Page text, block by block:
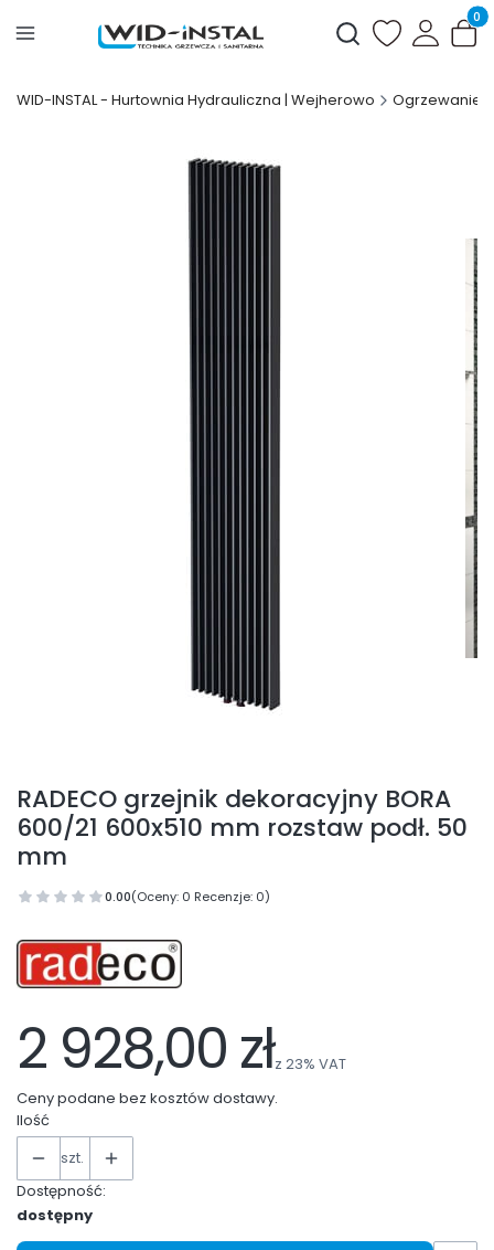
Otwórz
WID-INSTAL - Hurtownia Hydrauliczna | Wejherowo Ogrzewanie
RADECO grzejnik dekoracyjny BORA
600/21 600x510 mm rozstaw podł. 50
mm
0.00(Oceny: 0 Recenzje: 0)
2 928,00 złz 23% VAT
Ceny podane bez kosztów dostawy.
Ilość
szt.
Dostępność:
dostępny